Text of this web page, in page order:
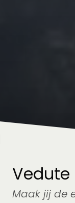
Vedute
Maak jij de